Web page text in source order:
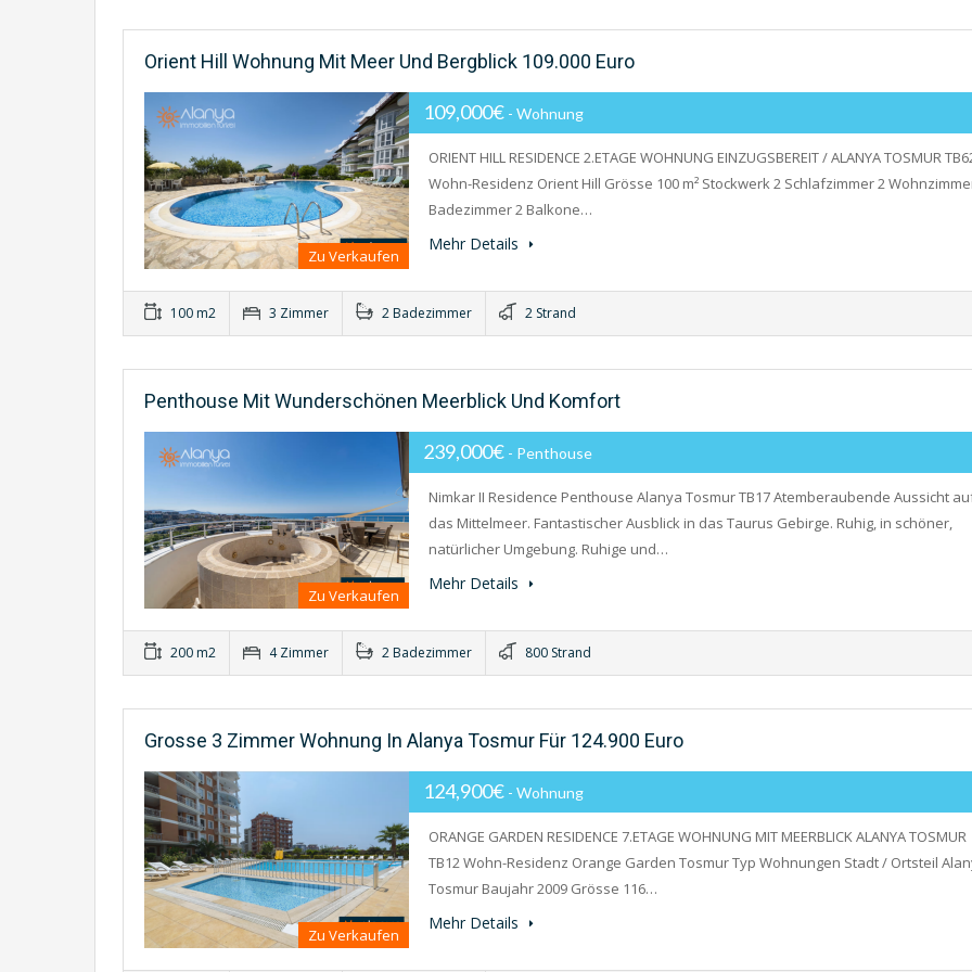
Orient Hill Wohnung Mit Meer Und Bergblick 109.000 Euro
Zu Verkaufen
109,000€ - Wohnung
ORIENT HILL RESIDENCE 2.ETAGE WOHNUNG EINZUGSBEREIT / ALANYA TOSMUR
Wohn-Residenz Orient Hill Grösse 100 m² Stockwerk 2 Schlafzimmer 2
Badezimmer 2 Balkone…
Mehr Details
100 m2 3 Zimmer 2 Badezimmer 2 Strand
Penthouse Mit Wunderschönen Meerblick Und Komfort
Zu Verkaufen
239,000€ - Penthouse
Nimkar II Residence Penthouse Alanya Tosmur TB17 Atemberaubende Aussicht
das Mittelmeer. Fantastischer Ausblick in das Taurus Gebirge. Ruhig, in schöner,
natürlicher Umgebung. Ruhige und…
Mehr Details
200 m2 4 Zimmer 2 Badezimmer 800 Strand
Grosse 3 Zimmer Wohnung In Alanya Tosmur Für 124.900 Euro
Zu Verkaufen
124,900€ - Wohnung
ORANGE GARDEN RESIDENCE 7.ETAGE WOHNUNG MIT MEERBLICK ALANYA TOSMUR
TB12 Wohn-Residenz Orange Garden Tosmur Typ Wohnungen Stadt / Ortsteil
Tosmur Baujahr 2009 Grösse 116…
Mehr Details